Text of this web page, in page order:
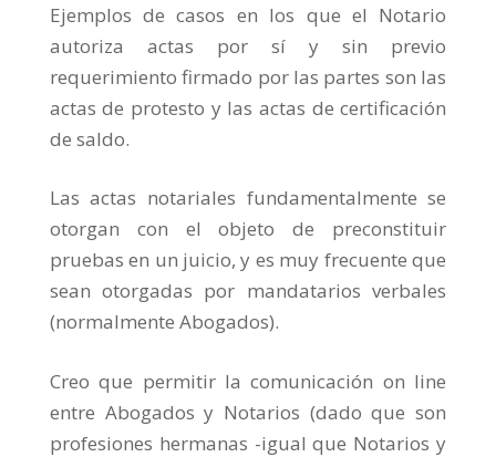
Ejemplos de casos en los que el Notario
autoriza actas por sí y sin previo
requerimiento firmado por las partes son las
actas de protesto y las actas de certificación
de saldo.
Las actas notariales fundamentalmente se
otorgan con el objeto de preconstituir
pruebas en un juicio, y es muy frecuente que
sean otorgadas por mandatarios verbales
(normalmente Abogados).
Creo que permitir la comunicación on line
entre Abogados y Notarios (dado que son
profesiones hermanas -igual que Notarios y